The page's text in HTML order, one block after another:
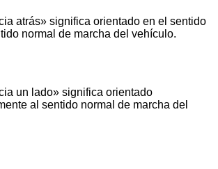
atrás» significa orientado en el sentido
normal de marcha del vehículo.
un lado» significa orientado
al sentido normal de marcha del